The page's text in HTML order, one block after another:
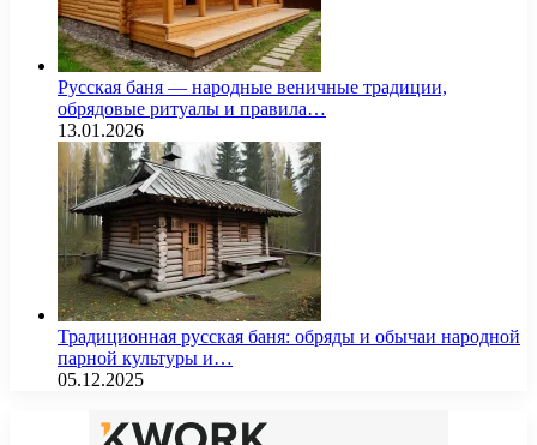
Русская баня — народные веничные традиции,
обрядовые ритуалы и правила…
13.01.2026
Традиционная русская баня: обряды и обычаи народной
парной культуры и…
05.12.2025